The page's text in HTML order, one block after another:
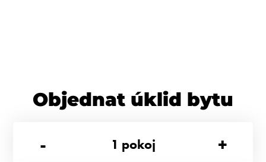
Objednat úklid bytu
-
1 pokoj +